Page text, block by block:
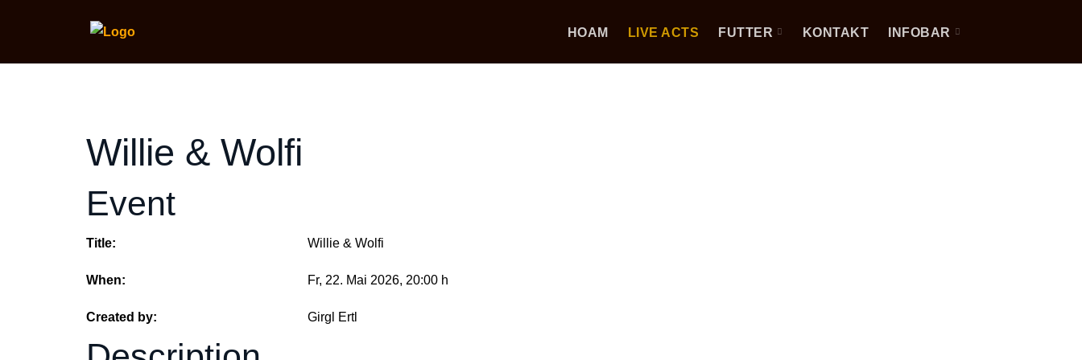
HOAM LIVE ACTS FUTTER KONTAKT INFOBAR
Willie & Wolfi
Event
Title: Willie & Wolfi
When: Fr, 22. Mai 2026, 20:00 h
Created by: Girgl Ertl